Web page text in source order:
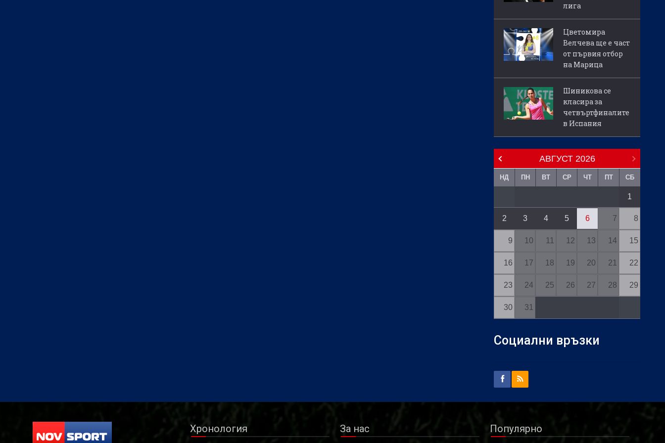
лига
Цветомира
Велчева ще е част
от първия отбор
на Марица
Шиникова се
класира за
четвъртфиналите
в Испания
АВГУСТ 2026
НД ПН ВТ СР ЧТ ПТ СБ
1
2 3 4 5 6 7 8
9 10 11 12 13 14 15
16 17 18 19 20 21 22
23 24 25 26 27 28 29
30 31
Социални връзки
Хронология За нас Популярно